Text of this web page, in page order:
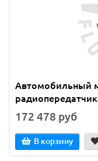
Автомобильный
172 478 руб
В корзину